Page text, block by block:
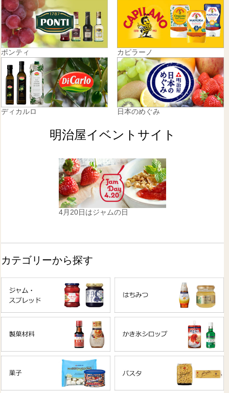
ポンティ カピラーノ
ディカルロ 日本のめぐみ
明治屋イベントサイト
4月20日はジャムの日
カテゴリーから探す